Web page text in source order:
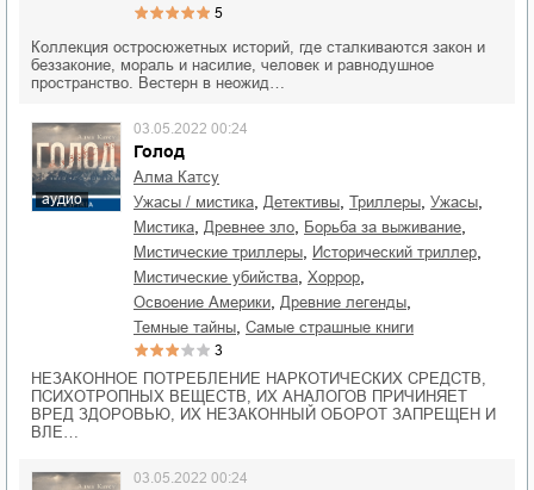
5
Коллекция остросюжетных историй, где сталкиваются закон и
беззаконие, мораль и насилие, человек и равнодушное
пространство. Вестерн в неожид…
аудио
Голод
03.05.2022 00:24
Алма Катсу
ужасы / мистика
детективы триллеры ужасы
мистика древнее зло борьба за выживание
мистические триллеры исторический триллер
мистические убийства хоррор
освоение Америки древние легенды
темные тайны Самые страшные книги
3
НЕЗАКОННОЕ ПОТРЕБЛЕНИЕ НАРКОТИЧЕСКИХ СРЕДСТВ,
ПСИХОТРОПНЫХ ВЕЩЕСТВ, ИХ АНАЛОГОВ ПРИЧИНЯЕТ
ВРЕД ЗДОРОВЬЮ, ИХ НЕЗАКОННЫЙ ОБОРОТ ЗАПРЕЩЕН И
ВЛЕ…
03.05.2022 00:24